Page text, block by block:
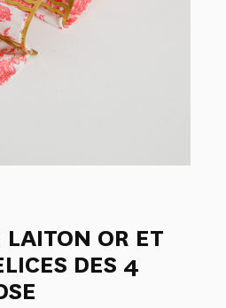
OR ET
DES 4